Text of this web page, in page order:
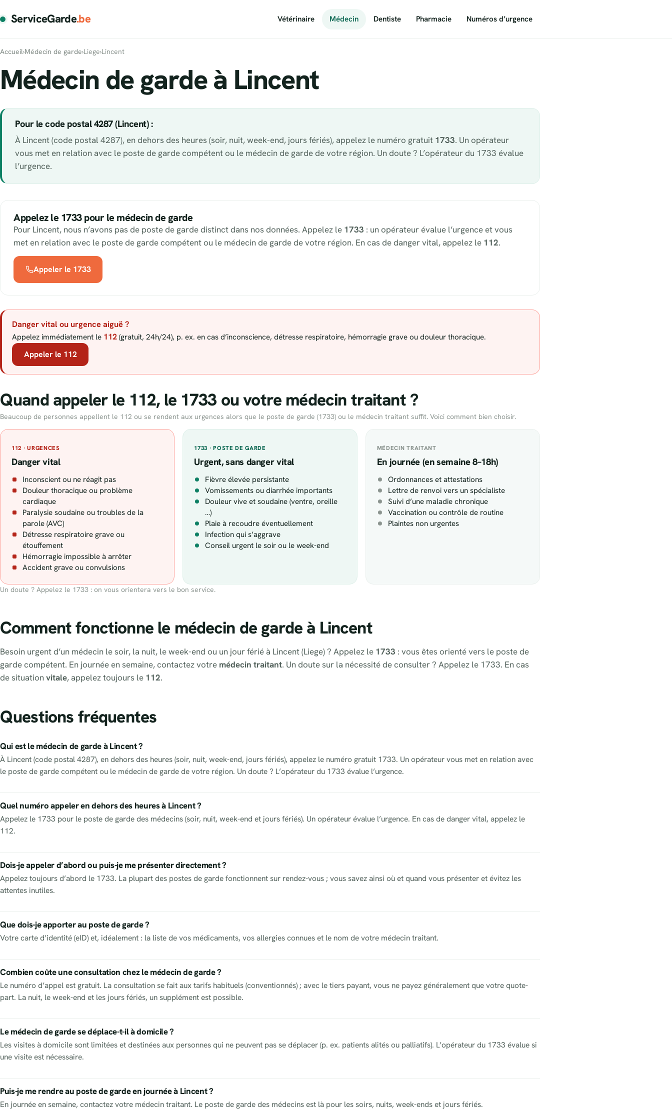
ServiceGarde.be Vétérinaire Médecin Dentiste Pharmacie Numéros d’urgence
Accueil›Médecin de garde›Liege›Lincent
Médecin de garde à Lincent
Pour le code postal 4287 (Lincent) :
À Lincent (code postal 4287), en dehors des heures (soir, nuit, week-end, jours fériés), appelez le numéro gratuit 1733. Un opérateur
vous met en relation avec le poste de garde compétent ou le médecin de garde de votre région. Un doute ? L’opérateur du 1733 évalue
l’urgence.
Appelez le 1733 pour le médecin de garde
Pour Lincent, nous n’avons pas de poste de garde distinct dans nos données. Appelez le 1733 : un opérateur évalue l’urgence et vous
met en relation avec le poste de garde compétent ou le médecin de garde de votre région. En cas de danger vital, appelez le 112.
Appeler le 1733
Danger vital ou urgence aiguë ?
Appelez immédiatement le 112 (gratuit, 24h/24), p. ex. en cas d’inconscience, détresse respiratoire, hémorragie grave ou douleur thoracique.
Appeler le 112
Quand appeler le 112, le 1733 ou votre médecin traitant ?
Beaucoup de personnes appellent le 112 ou se rendent aux urgences alors que le poste de garde (1733) ou le médecin traitant suffit. Voici comment bien choisir.
112 · URGENCES
Danger vital
Inconscient ou ne réagit pas
Douleur thoracique ou problème
cardiaque
Paralysie soudaine ou troubles de la
parole (AVC)
Détresse respiratoire grave ou
étouffement
Hémorragie impossible à arrêter
Accident grave ou convulsions
1733 · POSTE DE GARDE
Urgent, sans danger vital
Fièvre élevée persistante
Vomissements ou diarrhée importants
Douleur vive et soudaine (ventre, oreille
…)
Plaie à recoudre éventuellement
Infection qui s’aggrave
Conseil urgent le soir ou le week-end
MÉDECIN TRAITANT
En journée (en semaine 8–18h)
Ordonnances et attestations
Lettre de renvoi vers un spécialiste
Suivi d’une maladie chronique
Vaccination ou contrôle de routine
Plaintes non urgentes
Un doute ? Appelez le 1733 : on vous orientera vers le bon service.
Comment fonctionne le médecin de garde à Lincent
Besoin urgent d’un médecin le soir, la nuit, le week-end ou un jour férié à Lincent (Liege) ? Appelez le 1733 : vous êtes orienté vers le poste de
garde compétent. En journée en semaine, contactez votre médecin traitant. Un doute sur la nécessité de consulter ? Appelez le 1733. En cas
de situationvitale, appelez toujours le 112.
Questions fréquentes
Qui est le médecin de garde à Lincent ?
À Lincent (code postal 4287), en dehors des heures (soir, nuit, week-end, jours fériés), appelez le numéro gratuit 1733. Un opérateur vous met en relation avec
le poste de garde compétent ou le médecin de garde de votre région. Un doute ? L’opérateur du 1733 évalue l’urgence.
Quel numéro appeler en dehors des heures à Lincent ?
Appelez le 1733 pour le poste de garde des médecins (soir, nuit, week-end et jours fériés). Un opérateur évalue l’urgence. En cas de danger vital, appelez le
112.
Dois-je appeler d’abord ou puis-je me présenter directement ?
Appelez toujours d’abord le 1733. La plupart des postes de garde fonctionnent sur rendez-vous ; vous savez ainsi où et quand vous présenter et évitez les
attentes inutiles.
Que dois-je apporter au poste de garde ?
Votre carte d’identité (eID) et, idéalement : la liste de vos médicaments, vos allergies connues et le nom de votre médecin traitant.
Combien coûte une consultation chez le médecin de garde ?
Le numéro d’appel est gratuit. La consultation se fait aux tarifs habituels (conventionnés) ; avec le tiers payant, vous ne payez généralement que votre quote-
part. La nuit, le week-end et les jours fériés, un supplément est possible.
Le médecin de garde se déplace-t-il à domicile ?
Les visites à domicile sont limitées et destinées aux personnes qui ne peuvent pas se déplacer (p. ex. patients alités ou palliatifs). L’opérateur du 1733 évalue si
une visite est nécessaire.
Puis-je me rendre au poste de garde en journée à Lincent ?
En journée en semaine, contactez votre médecin traitant. Le poste de garde des médecins est là pour les soirs, nuits, week-ends et jours fériés.